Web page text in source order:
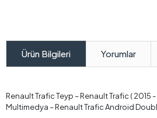
Ürün Bilgileri Yorumlar
Renault Trafic Teyp – Renault Trafic ( 2015
Multimedya – Renault Trafic Android